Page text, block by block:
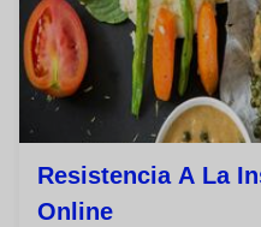
Resistencia A La
Online